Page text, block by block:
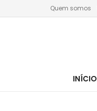
Quem somos
INÍCIO